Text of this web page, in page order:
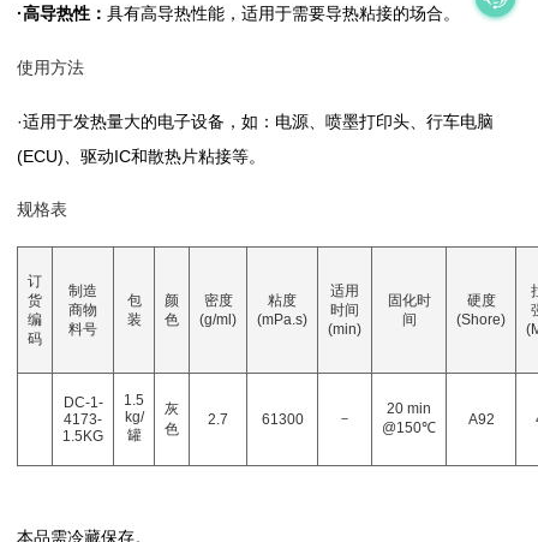
·高导热性：具有高导热性能，适用于需要导热粘接的场合。
使用方法
·适用于发热量大的电子设备，如：电源、喷墨打印头、行车电脑
(ECU)、驱动IC和散热片粘接等。
规格表
订
货
编
码
制造
商物
料号
包
装
颜
色
密度
(g/ml)
粘度
(mPa.s)
适用
时间
(min)
固化时
间
硬度
(Shore)
DC-1-
4173-
1.5KG
1.5
kg/
罐
灰
色
2.7 61300 －
20 min
@150℃
A92
本品需冷藏保存。